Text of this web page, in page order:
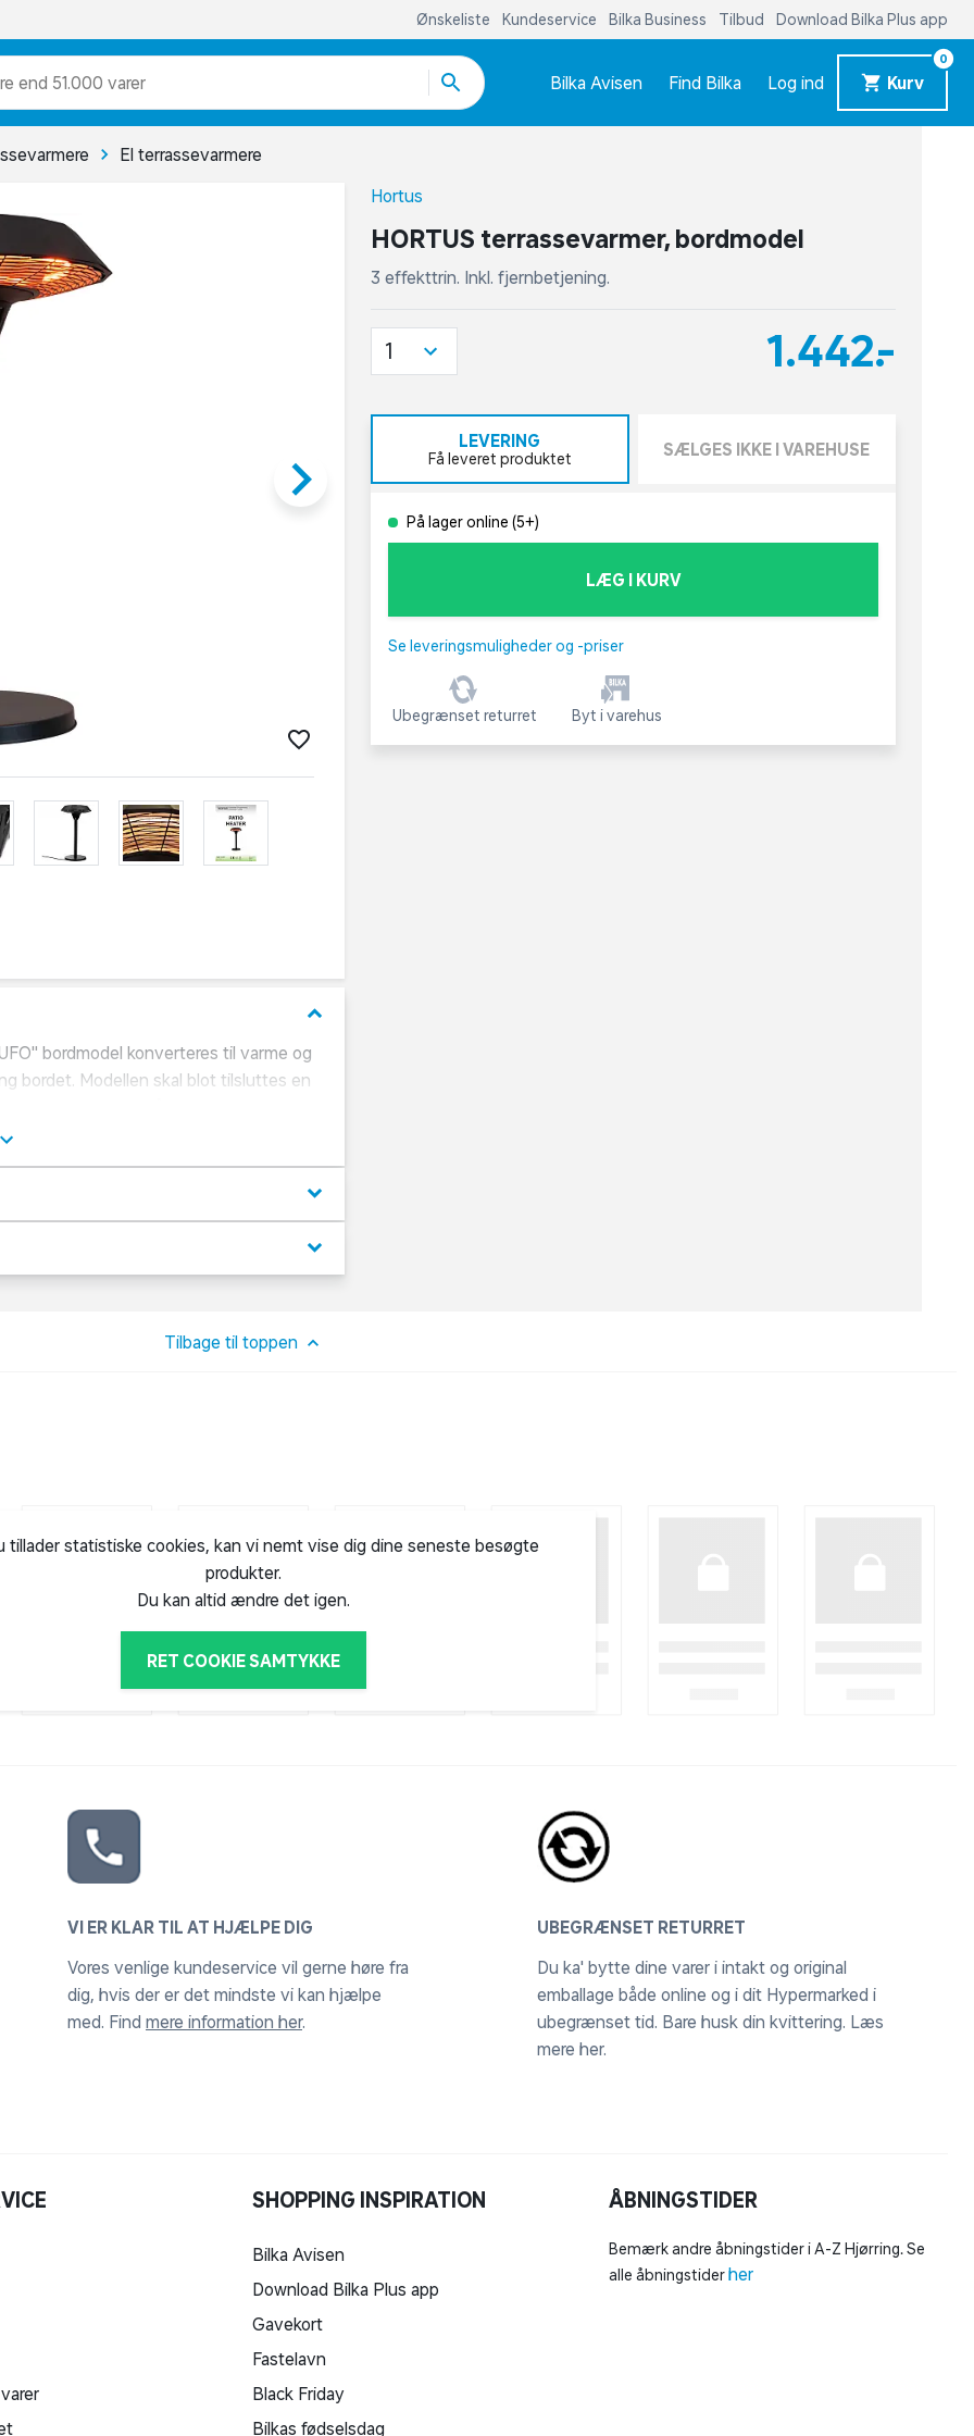
Ønskeliste Kundeservice Bilka Business Tilbud Download Bilka Plus app
end 51.000 varer Bilka Avisen Find Bilka Log ind Kurv
0
El terrassevarmere
keyboard_arrow_right
keyboard_arrow_down
bordmodel konverteres til varme og
bordet. Modellen skal blot tilsluttes en
en levetid på minimum 5000 timer.
keyboard_arrow_down
keyboard_arrow_down
Hortus
HORTUS terrassevarmer, bordmodel
3 effekttrin. Inkl. fjernbetjening.
1.442,-
1
LEVERING
Få leveret produktet SÆLGES IKKE I VAREHUSE
På lager online (5+)
LÆG I KURV
Se leveringsmuligheder og -priser
Ubegrænset returret Byt i varehus
Tilbage til toppen
tillader statistiske cookies, kan vi nemt vise dig dine seneste besøgte
produkter.
Du kan altid ændre det igen.
RET COOKIE SAMTYKKE
VI ER KLAR TIL AT HJÆLPE DIG
Vores venlige kundeservice vil gerne høre fra
dig, hvis der er det mindste vi kan hjælpe
med. Find mere information her.
UBEGRÆNSET RETURRET
Du ka' bytte dine varer i intakt og original
emballage både online og i dit Hypermarked i
ubegrænset tid. Bare husk din kvittering. Læs
mere her.
SHOPPING INSPIRATION
Bilka Avisen
Download Bilka Plus app
Gavekort
Fastelavn
Black Friday
Bilkas fødselsdag
ÅBNINGSTIDER
Bemærk andre åbningstider i A-Z Hjørring. Se
alle åbningstiderher